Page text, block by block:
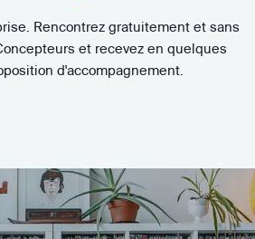
Rencontrez gratuitement et sans
et recevez en quelques
d'accompagnement.